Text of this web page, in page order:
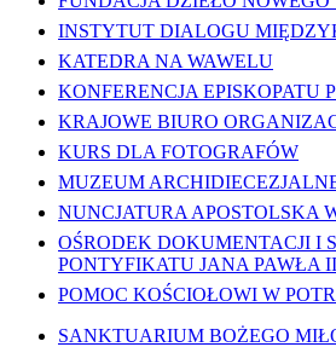
INSTYTUT DIALOGU
KATEDRA NA WAWELU
KONFERENCJA EPISKOPATU
KRAJOWE BIURO
KURS DLA FOTOGRAFÓW
MUZEUM
NUNCJATURA APOSTOLSKA
OŚRODEK DOKUMENTACJI I
PONTYFIKATU JANA PAWŁA
POMOC KOŚCIOŁOWI W
SANKTUARIUM BOŻEGO